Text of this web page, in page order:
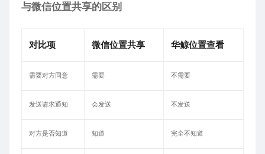
与微信位置共享的区别
对比项 微信位置共享 华鲸位置查看
需要对方同意 需要 不需要
发送请求通知 会发送 不发送
对方是否知道 知道 完全不知道